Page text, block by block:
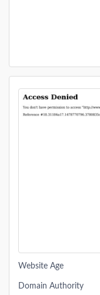
Website Age
Domain Authority